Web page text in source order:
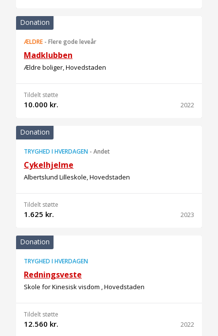
Donation
ÆLDRE - Flere gode leveår
Madklubben
Ældre boliger, Hovedstaden
Tildelt støtte
10.000 kr. 2022
Donation
TRYGHED I HVERDAGEN - Andet
Cykelhjelme
Albertslund Lilleskole, Hovedstaden
Tildelt støtte
1.625 kr. 2023
Donation
TRYGHED I HVERDAGEN
Redningsveste
Skole for Kinesisk visdom , Hovedstaden
Tildelt støtte
12.560 kr. 2022